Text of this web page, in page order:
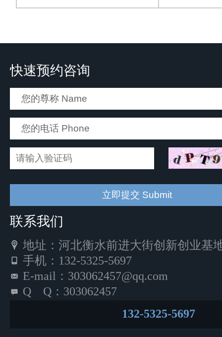
快速预约咨询
联系我们
地址：河北衡水前进大街创新创业基
手机：132-5325-5697
E-mail：303062457@qq.com
Q Q：303062457
132-5325-5697